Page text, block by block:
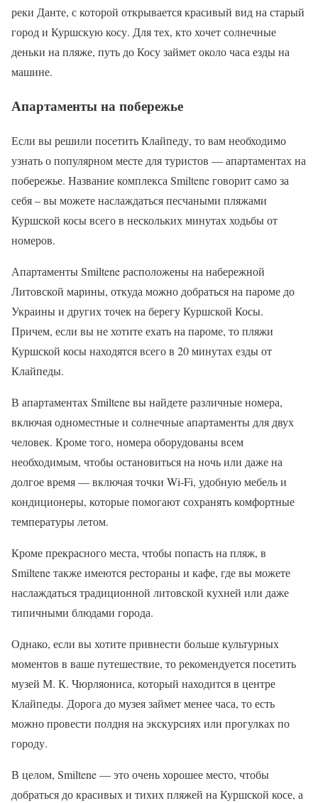
реки Данте, с которой открывается красивый вид на старый
город и Куршскую косу. Для тех, кто хочет солнечные
деньки на пляже, путь до Косу займет около часа езды на
машине.
Апартаменты на побережье
Если вы решили посетить Клайпеду, то вам необходимо
узнать о популярном месте для туристов — апартаментах на
побережье. Название комплекса Smiltene говорит само за
себя – вы можете наслаждаться песчаными пляжами
Куршской косы всего в нескольких минутах ходьбы от
номеров.
Апартаменты Smiltene расположены на набережной
Литовской марины, откуда можно добраться на пароме до
Украины и других точек на берегу Куршской Косы.
Причем, если вы не хотите ехать на пароме, то пляжи
Куршской косы находятся всего в 20 минутах езды от
Клайпеды.
В апартаментах Smiltene вы найдете различные номера,
включая одноместные и солнечные апартаменты для двух
человек. Кроме того, номера оборудованы всем
необходимым, чтобы остановиться на ночь или даже на
долгое время — включая точки Wi-Fi, удобную мебель и
кондиционеры, которые помогают сохранять комфортные
температуры летом.
Кроме прекрасного места, чтобы попасть на пляж, в
Smiltene также имеются рестораны и кафе, где вы можете
наслаждаться традиционной литовской кухней или даже
типичными блюдами города.
Однако, если вы хотите привнести больше культурных
моментов в ваше путешествие, то рекомендуется посетить
музей М. К. Чюрляониса, который находится в центре
Клайпеды. Дорога до музея займет менее часа, то есть
можно провести полдня на экскурсиях или прогулках по
городу.
В целом, Smiltene — это очень хорошее место, чтобы
добраться до красивых и тихих пляжей на Куршской косе, а